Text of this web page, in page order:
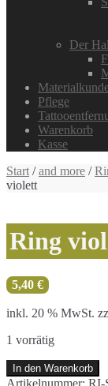
Der
Pflege
Warenkorb
Kasse
Start /and more /
violett
Ring
5,40 €
inkl. 20 % MwSt.
1 vorrätig
Ring
violett
In den Warenkorb
Artikelnummer: RI-